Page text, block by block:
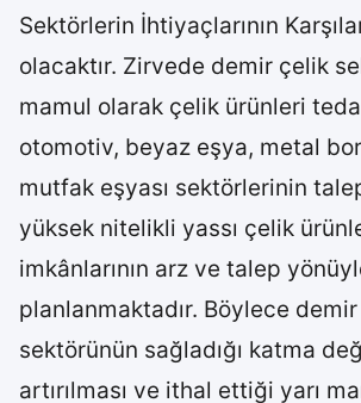
Sektörlerin İhtiyaçlarının
olacaktır. Zirvede demir çelik
mamul olarak çelik ürünleri
otomotiv, beyaz eşya, metal
mutfak eşyası sektörlerinin
yüksek nitelikli yassı çelik
imkânlarının arz ve talep
planlanmaktadır. Böylece
sektörünün sağladığı katma
artırılması ve ithal ettiği yarı